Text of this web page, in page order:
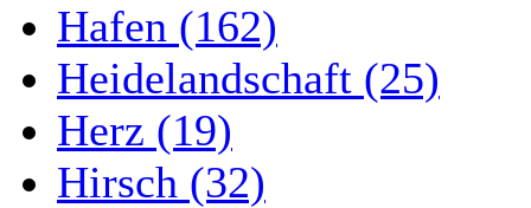
Hafen (162)
Heidelandschaft (25)
Herz (19)
Hirsch (32)